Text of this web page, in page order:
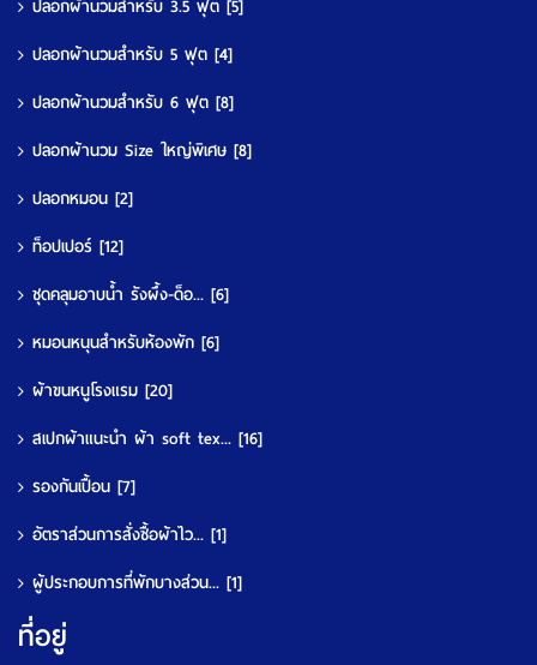
ปลอกผ้านวมสำหรับ 3.5 ฟุต [5]
ปลอกผ้านวมสำหรับ 5 ฟุต [4]
ปลอกผ้านวมสำหรับ 6 ฟุต [8]
ปลอกผ้านวม Size ใหญ่พิเศษ [8]
ปลอกหมอน [2]
ท็อปเปอร์ [12]
ชุดคลุมอาบน้ำ รังผึ้ง-ด็อ... [6]
หมอนหนุนสำหรับห้องพัก [6]
ผ้าขนหนูโรงแรม [20]
สเปกผ้าแนะนำ ผ้า soft tex... [16]
รองกันเปื้อน [7]
อัตราส่วนการสั่งซื้อผ้าไว... [1]
ผู้ประกอบการที่พักบางส่วน... [1]
ที่อยู่